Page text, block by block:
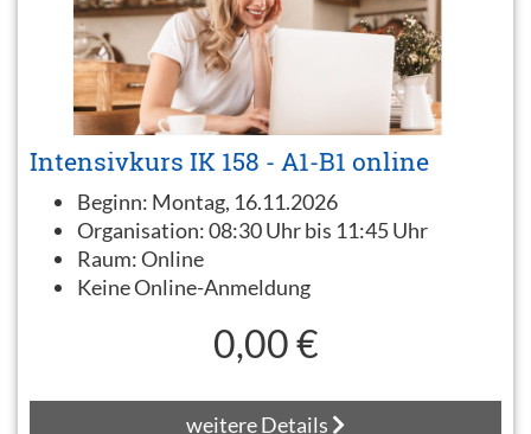
Intensivkurs IK 158 - A1-B1 online
Beginn: Montag, 16.11.2026
Organisation:08:30 Uhr bis 11:45 Uhr
Raum:Online
Keine Online-Anmeldung
0,00 €
weitere Details